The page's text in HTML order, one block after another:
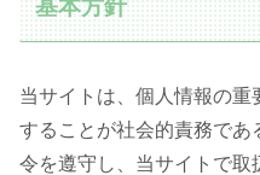
基本方針
当サイトは、個人情報の
することが社会的責務で
令を遵守し、当サイトで取